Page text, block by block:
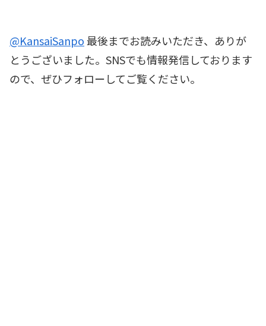
@KansaiSanpo最後までお読みいただき、ありが
とうございました。SNSでも情報発信しております
ので、ぜひフォローしてご覧ください。